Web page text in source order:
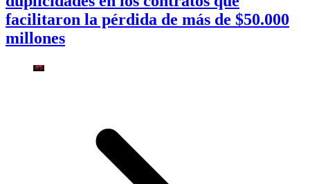
facilitaron la pérdida de más de $50.000
millones